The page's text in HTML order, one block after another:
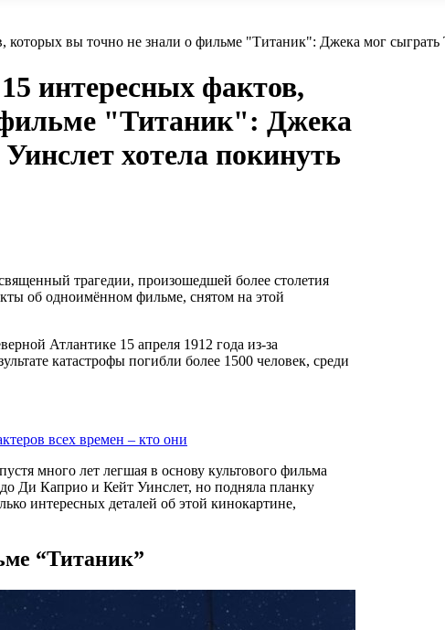
которых вы точно не знали о фильме "Титаник": Джека мог
интересных фактов,
"Титаник": Джека
хотела покинуть
об одноимённом фильме, снятом на этой
Атлантике 15 апреля 1912 года из-за
катастрофы погибли более 1500 человек, среди
всех времен – кто они
много лет легшая в основу культового фильма
Ди Каприо и Кейт Уинслет, но подняла планку
интересных деталей об этой кинокартине,
“Титаник”